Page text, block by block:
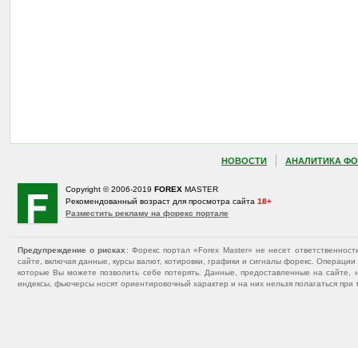
НОВОСТИ АНАЛИТИКА
Copyright © 2006-2019 FOREX MASTER
Рекомендованный возраст для просмотра сайта 18+
Разместить рекламу на форекс портале
Предупреждение о рисках : Форекс портал «Forex Master» не несет
сайте, включая данные, курсы валют, котировки, графики и сигналы форекс.
которые Вы можете позволить себе потерять. Данные, предоставленные на
индексы, фьючерсы носят ориентировочный характер и на них нельзя полагаться при